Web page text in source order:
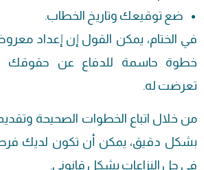
ضع توقيعك وتاريخ الخطاب.
في الختام، يمكن القول إن إعداد
خطوة حاسمة للدفاع عن حقوقك
تعرضت له.
من خلال اتباع الخطوات الصحيحة
بشكل دقيق، يمكن أن تكون لديك
في حل النزاعات بشكل قانوني.